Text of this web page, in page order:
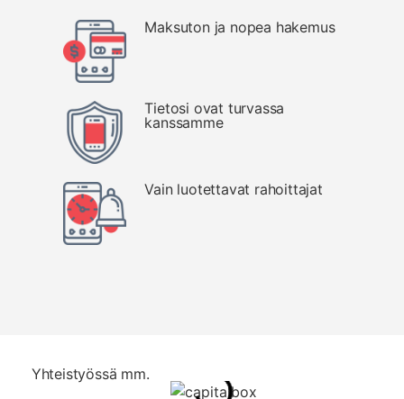
Maksuton ja nopea hakemus
Tietosi ovat turvassa
kanssamme
Vain luotettavat rahoittajat
Yhteistyössä mm.